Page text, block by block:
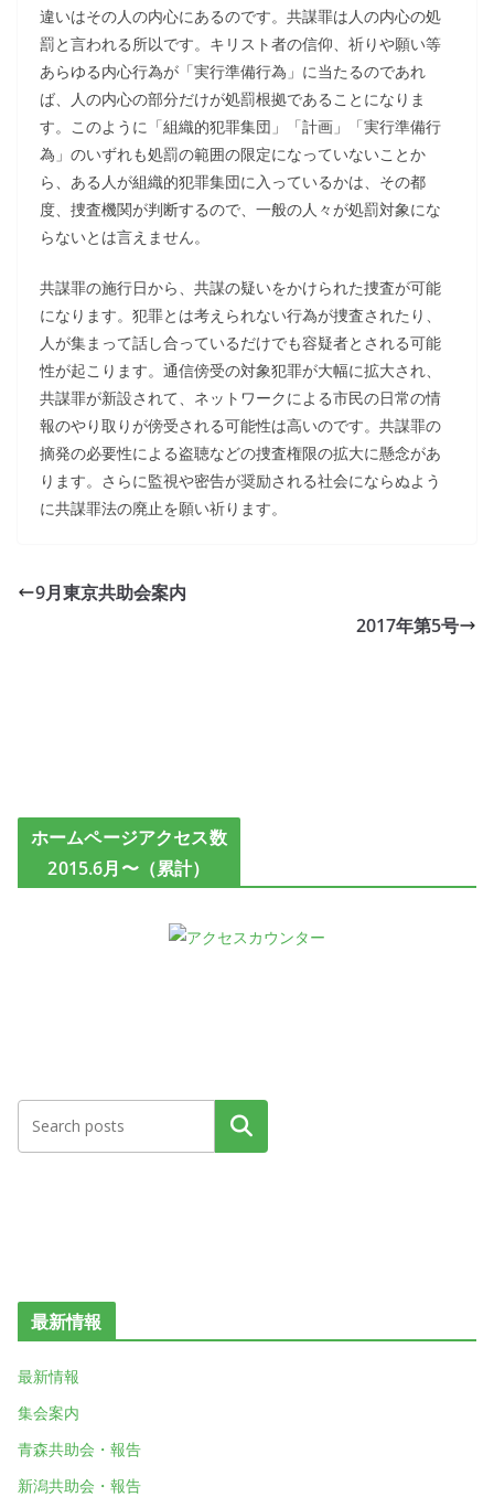
違いはその人の内心にあるのです。共謀罪は人の内心の処
罰と言われる所以です。キリスト者の信仰、祈りや願い等
あらゆる内心行為が「実行準備行為」に当たるのであれ
ば、人の内心の部分だけが処罰根拠であることになりま
す。このように「組織的犯罪集団」「計画」「実行準備行
為」のいずれも処罰の範囲の限定になっていないことか
ら、ある人が組織的犯罪集団に入っているかは、その都
度、捜査機関が判断するので、一般の人々が処罰対象にな
らないとは言えません。
共謀罪の施行日から、共謀の疑いをかけられた捜査が可能
になります。犯罪とは考えられない行為が捜査されたり、
人が集まって話し合っているだけでも容疑者とされる可能
性が起こります。通信傍受の対象犯罪が大幅に拡大され、
共謀罪が新設されて、ネットワークによる市民の日常の情
報のやり取りが傍受される可能性は高いのです。共謀罪の
摘発の必要性による盗聴などの捜査権限の拡大に懸念があ
ります。さらに監視や密告が奨励される社会にならぬよう
に共謀罪法の廃止を願い祈ります。
9月東京共助会案内
2017年第5号
ホームページアクセス数
2015.6月〜（累計）
検索
最新情報
最新情報
集会案内
青森共助会・報告
新潟共助会・報告